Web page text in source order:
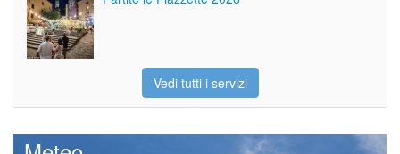
Vedi tutti i servizi